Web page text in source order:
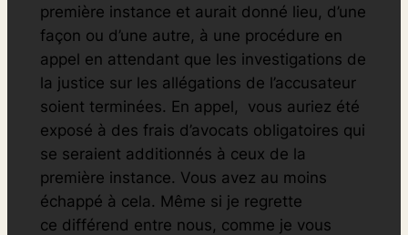
première instance et aurait donné lieu, d’une
façon ou d’une autre, à une procédure en
appel en attendant que les investigations de
la justice sur les allégations de l’accusateur
soient terminées. En appel, vous auriez été
exposé à des frais d’avocats obligatoires qui
se seraient additionnés à ceux de la
première instance. Vous avez au moins
échappé à cela. Même si je regrette
ce différend entre nous, comme je vous